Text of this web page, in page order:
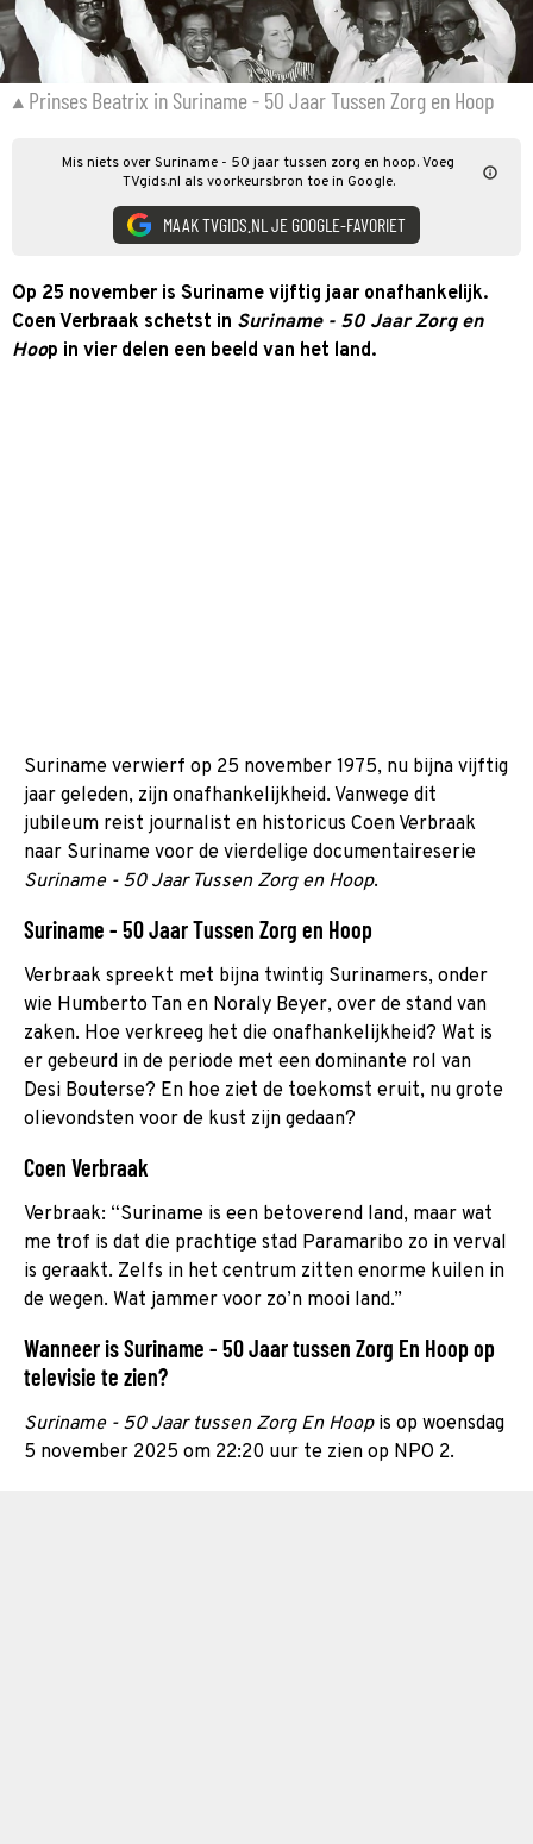
Prinses Beatrix in Suriname - 50 Jaar Tussen Zorg en Hoop
Mis niets over Suriname - 50 jaar tussen zorg en hoop. Voeg
TVgids.nl als voorkeursbron toe in Google.
MAAK TVGIDS.NL JE GOOGLE-FAVORIET
Op 25 november is Suriname vijftig jaar onafhankelijk.
Coen Verbraak schetst in Suriname - 50 Jaar Zorg en
Hoop in vier delen een beeld van het land.
Suriname verwierf op 25 november 1975, nu bijna vijftig
jaar geleden, zijn onafhankelijkheid. Vanwege dit
jubileum reist journalist en historicus Coen Verbraak
naar Suriname voor de vierdelige documentaireserie
Suriname - 50 Jaar Tussen Zorg en Hoop.
Suriname - 50 Jaar Tussen Zorg en Hoop
Verbraak spreekt met bijna twintig Surinamers, onder
wie Humberto Tan en Noraly Beyer, over de stand van
zaken. Hoe verkreeg het die onafhankelijkheid? Wat is
er gebeurd in de periode met een dominante rol van
Desi Bouterse? En hoe ziet de toekomst eruit, nu grote
olievondsten voor de kust zijn gedaan?
Coen Verbraak
Verbraak: “Suriname is een betoverend land, maar wat
me trof is dat die prachtige stad Paramaribo zo in verval
is geraakt. Zelfs in het centrum zitten enorme kuilen in
de wegen. Wat jammer voor zo’n mooi land.”
Wanneer is Suriname - 50 Jaar tussen Zorg En Hoop op
televisie te zien?
Suriname - 50 Jaar tussen Zorg En Hoopis op woensdag
5 november 2025 om 22:20 uur te zien op NPO 2.